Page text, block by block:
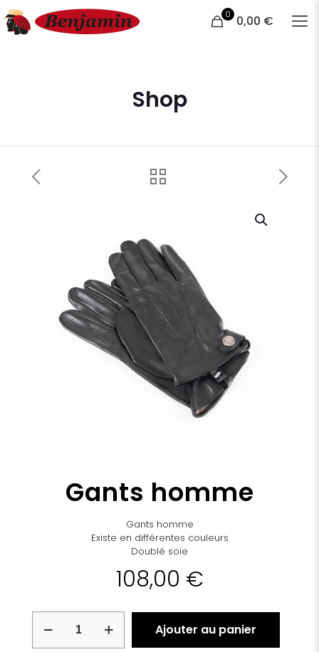
0 0,00 €
Shop
Gants homme
Gants homme
Existe en différentes couleurs
Doublé soie
108,00 €
Gants
Ajouter au panier